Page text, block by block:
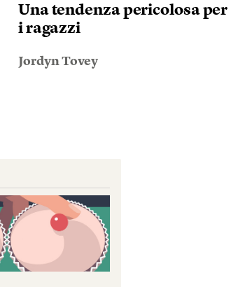
Una tendenza pericolosa per
i ragazzi
Jordyn Tovey